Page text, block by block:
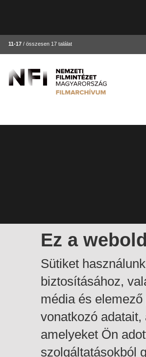
11-17 / összesen 17 találat
Ez a
Sütiket
biztosításához,
média és
vonatkozó
amelyeket Ön
szolgáltatásokból